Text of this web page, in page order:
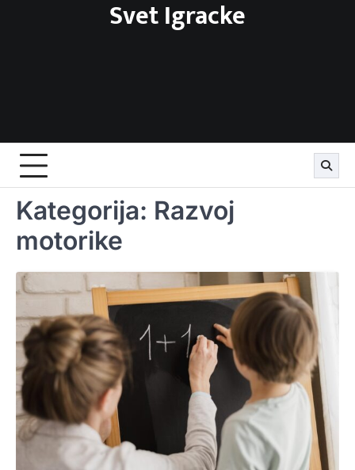
Svet Igracke
Kategorija: Razvoj
motorike